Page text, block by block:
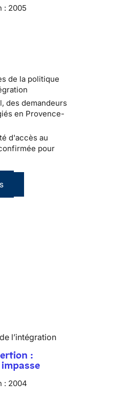
: 2005
de la politique
des demandeurs
en Provence-
d'accès au
pour
l’intégration
:
: 2004